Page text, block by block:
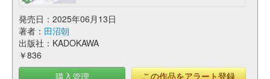
発売日：2025年06月13日
著者： 田沼朝
出版社：KADOKAWA
￥836
購入管理
この作品をアラート登録